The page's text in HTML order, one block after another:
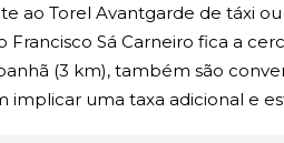
ao Torel Avantgarde de táxi
Sá Carneiro fica a
(3 km), também são
uma taxa adicional e